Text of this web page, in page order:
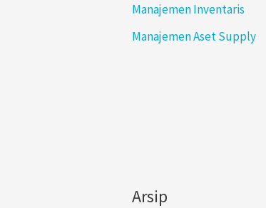
Manajemen Inventaris
Manajemen Aset Supply
Arsip